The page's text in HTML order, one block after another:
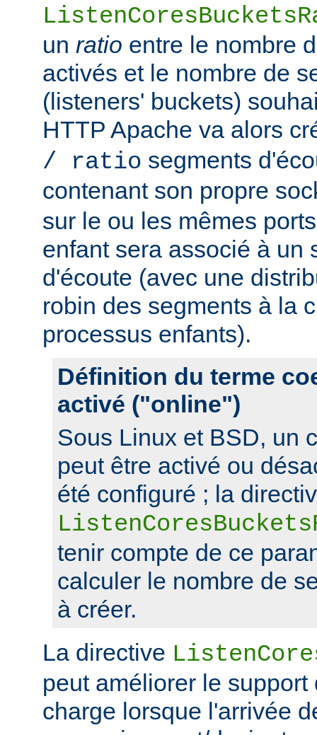
un ratio entre le nombre
activés et le nombre de
(listeners' buckets)
HTTP Apache va alors
/ ratio segments
contenant son propre
sur le ou les mêmes
enfant sera associé à un
d'écoute (avec une
robin des segments à la
processus enfants).
Définition du terme
activé ("online")
Sous Linux et BSD, un
peut être activé ou
été configuré ; la
tenir compte de ce
calculer le nombre de
à créer.
La directive
peut améliorer le
charge lorsque l'arrivée